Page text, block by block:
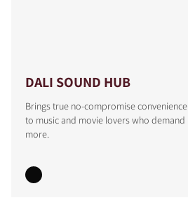
DALI SOUND HUB
Brings true no-compromise convenience
to music and movie lovers who demand
more.